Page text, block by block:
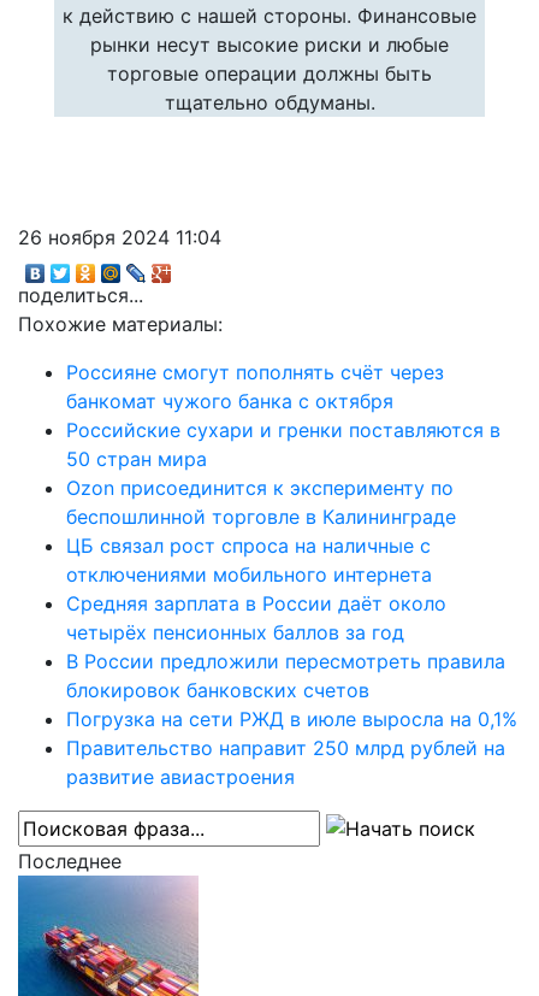
к действию с нашей стороны. Финансовые
рынки несут высокие риски и любые
торговые операции должны быть
тщательно обдуманы.
26 ноября 2024 11:04
поделиться...
Похожие материалы:
Россияне смогут пополнять счёт через
банкомат чужого банка с октября
Российские сухари и гренки поставляются в
50 стран мира
Ozon присоединится к эксперименту по
беспошлинной торговле в Калининграде
ЦБ связал рост спроса на наличные с
отключениями мобильного интернета
Средняя зарплата в России даёт около
четырёх пенсионных баллов за год
В России предложили пересмотреть правила
блокировок банковских счетов
Погрузка на сети РЖД в июле выросла на 0,1%
Правительство направит 250 млрд рублей на
развитие авиастроения
Последнее